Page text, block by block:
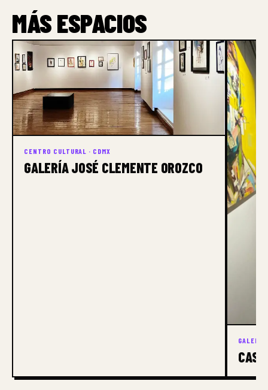
MÁS ESPACIOS
CENTRO CULTURAL · CDMX
GALERÍA JOSÉ CLEMENTE OROZCO
GALERÍA